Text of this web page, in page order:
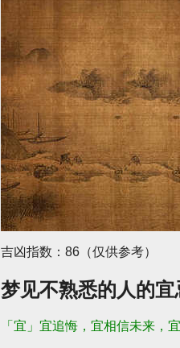
吉凶指数：86（仅供参考）
梦见不熟悉的人的宜
「宜」宜追悔，宜相信未来，宜